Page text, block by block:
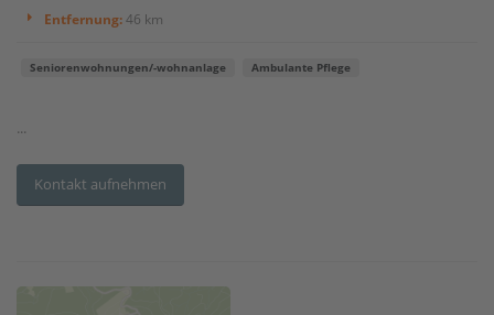
Entfernung:46 km
Seniorenwohnungen/-wohnanlage Ambulante Pflege
...
Kontakt aufnehmen